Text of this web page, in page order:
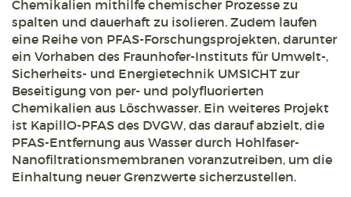
Chemikalien mithilfe chemischer Prozesse zu
spalten und dauerhaft zu isolieren. Zudem laufen
eine Reihe von PFAS-Forschungsprojekten, darunter
ein Vorhaben des Fraunhofer-Instituts für Umwelt-,
Sicherheits- und Energietechnik UMSICHT zur
Beseitigung von per- und polyfluorierten
Chemikalien aus Löschwasser. Ein weiteres Projekt
ist KapillO-PFAS des DVGW, das darauf abzielt, die
PFAS-Entfernung aus Wasser durch Hohlfaser-
Nanofiltrationsmembranen voranzutreiben, um die
Einhaltung neuer Grenzwerte sicherzustellen.